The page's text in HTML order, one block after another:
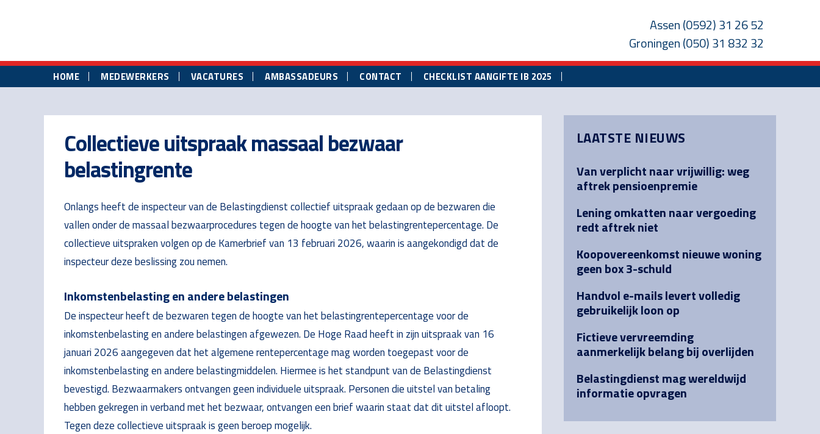
content
sidebar
Assen(0592) 31 26 52
Groningen(050) 31 832 32
HOME MEDEWERKERS VACATURES AMBASSADEURS CONTACT CHECKLIST AANGIFTE IB 2025
Collectieve uitspraak massaal bezwaar
belastingrente
Onlangs heeft de inspecteur van de Belastingdienst collectief uitspraak gedaan op de bezwaren die
vallen onder de massaal bezwaarprocedures tegen de hoogte van het belastingrentepercentage. De
collectieve uitspraken volgen op de Kamerbrief van 13 februari 2026, waarin is aangekondigd dat de
inspecteur deze beslissing zou nemen.
Inkomstenbelasting en andere belastingen
De inspecteur heeft de bezwaren tegen de hoogte van het belastingrentepercentage voor de
inkomstenbelasting en andere belastingen afgewezen. De Hoge Raad heeft in zijn uitspraak van 16
januari 2026 aangegeven dat het algemene rentepercentage mag worden toegepast voor de
inkomstenbelasting en andere belastingmiddelen. Hiermee is het standpunt van de Belastingdienst
bevestigd. Bezwaarmakers ontvangen geen individuele uitspraak. Personen die uitstel van betaling
hebben gekregen in verband met het bezwaar, ontvangen een brief waarin staat dat dit uitstel afloopt.
Tegen deze collectieve uitspraak is geen beroep mogelijk.
Sidebar
LAATSTE NIEUWS
Van verplicht naar vrijwillig: weg
aftrek pensioenpremie
Lening omkatten naar vergoeding
redt aftrek niet
Koopovereenkomst nieuwe woning
geen box 3-schuld
Handvol e-mails levert volledig
gebruikelijk loon op
Fictieve vervreemding
aanmerkelijk belang bij overlijden
Belastingdienst mag wereldwijd
informatie opvragen